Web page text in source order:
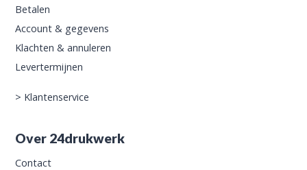
Betalen
Account & gegevens
Klachten & annuleren
Levertermijnen
> Klantenservice
Over 24drukwerk
Contact